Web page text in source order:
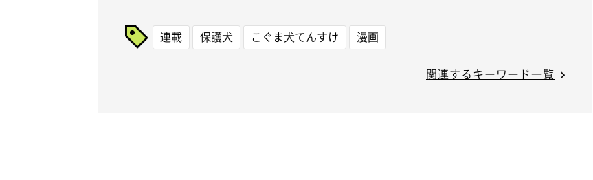
連載 保護犬 こぐま犬てんすけ 漫画
関連するキーワード一覧